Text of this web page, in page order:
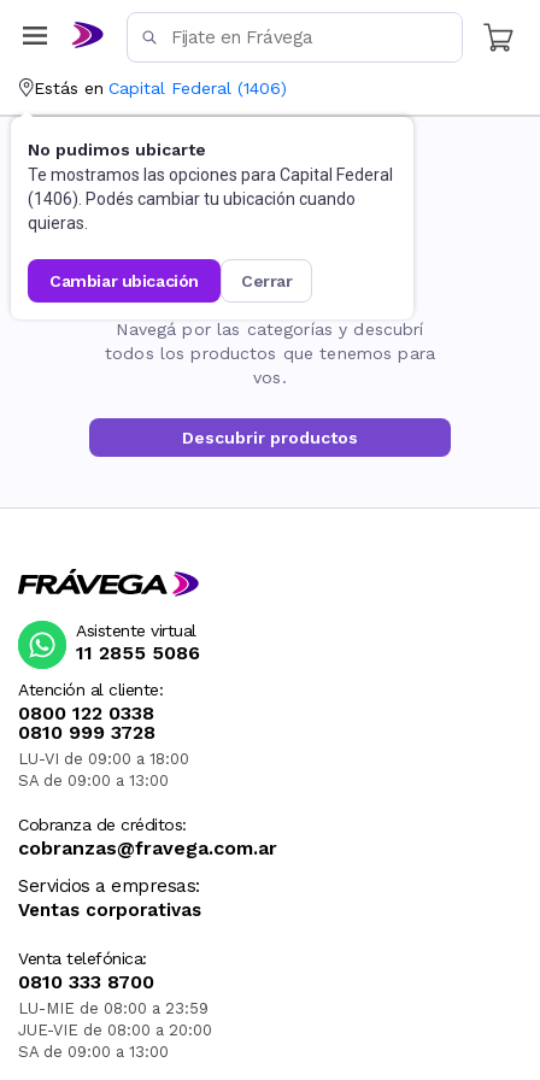
Estás en Capital Federal (1406)
No pudimos ubicarte
Te mostramos las opciones para Capital Federal
(1406). Podés cambiar tu ubicación cuando
quieras.
cambiar ubicación cerrar
La página no existe
Navegá por las categorías y descubrí
todos los productos que tenemos para
vos.
Descubrir productos
Atención al cliente:
0800 122 0338
0810 999 3728
LU-VI de 09:00 a 18:00
SA de 09:00 a 13:00
Cobranza de créditos:
cobranzas@fravega.com.ar
Servicios a empresas:
Ventas corporativas
Venta telefónica:
0810 333 8700
LU-MIE de 08:00 a 23:59
JUE-VIE de 08:00 a 20:00
SA de 09:00 a 13:00
Asistente virtual
11 2855 5086